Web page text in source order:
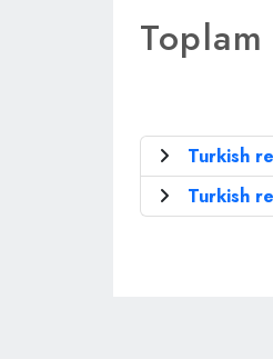
Turkish
Turkish